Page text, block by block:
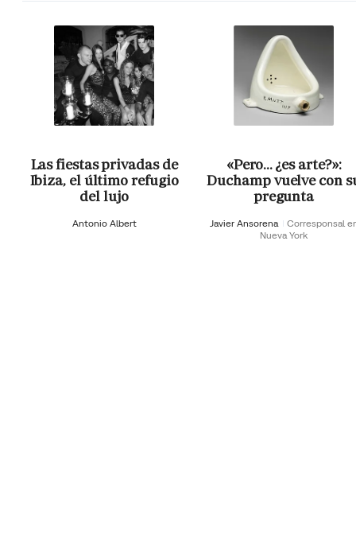
Las fiestas privadas de
Ibiza, el último refugio
del lujo
Antonio Albert
«Pero… ¿es arte?»:
Duchamp vuelve con
pregunta
Javier Ansorena
Corresponsal
Nueva York